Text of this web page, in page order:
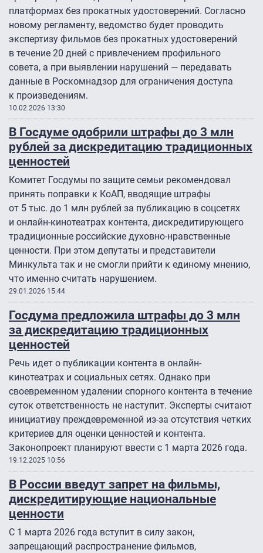
платформах без прокатных удостоверений. Согласно
новому регламенту, ведомство будет проводить
экспертизу фильмов без прокатных удостоверений
в течение 20 дней с привлечением профильного
совета, а при выявлении нарушений — передавать
данные в Роскомнадзор для ограничения доступа
к произведениям.
10.02.2026 13:30
В Госдуме одобрили штрафы до 3 млн
рублей за дискредитацию традиционных
ценностей
Комитет Госдумы по защите семьи рекомендовал
принять поправки к КоАП, вводящие штрафы
от 5 тыс. до 1 млн рублей за публикацию в соцсетях
и онлайн-кинотеатрах контента, дискредитирующего
традиционные российские духовно-нравственные
ценности. При этом депутаты и представители
Минкульта так и не смогли прийти к единому мнению,
что именно считать нарушением.
29.01.2026 15:44
Госдума предложила штрафы до 3 млн
за дискредитацию традиционных
ценностей
Речь идет о публикации контента в онлайн-
кинотеатрах и социальных сетях. Однако при
своевременном удалении спорного контента в течение
суток ответственность не наступит. Эксперты считают
инициативу преждевременной из-за отсутствия четких
критериев для оценки ценностей и контента.
Законопроект планируют ввести с 1 марта 2026 года.
19.12.2025 10:56
В России введут запрет на фильмы,
дискредитирующие национальные
ценности
С 1 марта 2026 года вступит в силу закон,
запрещающий распространение фильмов,